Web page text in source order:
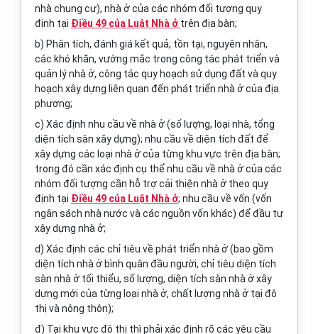
nhà chung cư), nhà ở của các nhóm đối tượng quy
định tại Điều 49 của Luật Nhà ở trên địa bàn;
b) Phân tích, đánh giá kết quả, tồn tại, nguyên nhân,
các khó khăn, vướng mắc trong công tác phát triển và
quản l ýnhà ở, công tác quy hoạch sử dụng đất và quy
hoạch xây dựng liên quan đến phát triển nhà ở của địa
phương;
c) Xác định nhu cầu về nhà ở (số lượng, loại nhà, tổng
diện tích sàn xây dựng); nhu cầu về diện tích đất để
xây dựng các loại nhà ở của từng khu vực trên địa bàn;
trong đó cần xác định cụ thể nhu cầu về nhà ở của các
nhóm đối tượng cần hỗ trợ cải thiện nhà ở theo quy
định tại Điều 49 của Luật Nhà ở; nhu cầu về vốn (vốn
ngân sách nhà nước và các nguồn vốn khác) để đầu tư
xây dựng nhà ở;
d) Xác định các chỉ tiêu về phát triển nhà ở(bao gồm
diện tích nhà ở bình quân đầu người, chỉ tiêu diện tích
sàn nhà ở tối thiểu, số lượng, diện tích sàn nhà ở xây
dựng mới của từng loại nhà ở, chất lượng nhà ở tại đô
thị và nông thôn);
đ) Tại khu vực đô thị thì phải xác định rõ các yêu cầu